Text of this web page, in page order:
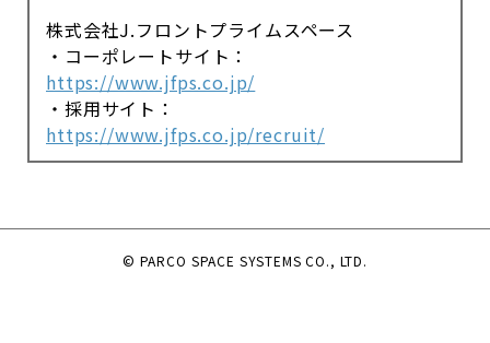
株式会社J.フロントプライムスペース
・コーポレートサイト：
https://www.jfps.co.jp/
・採用サイト：
https://www.jfps.co.jp/recruit/
© PARCO SPACE SYSTEMS CO., LTD.